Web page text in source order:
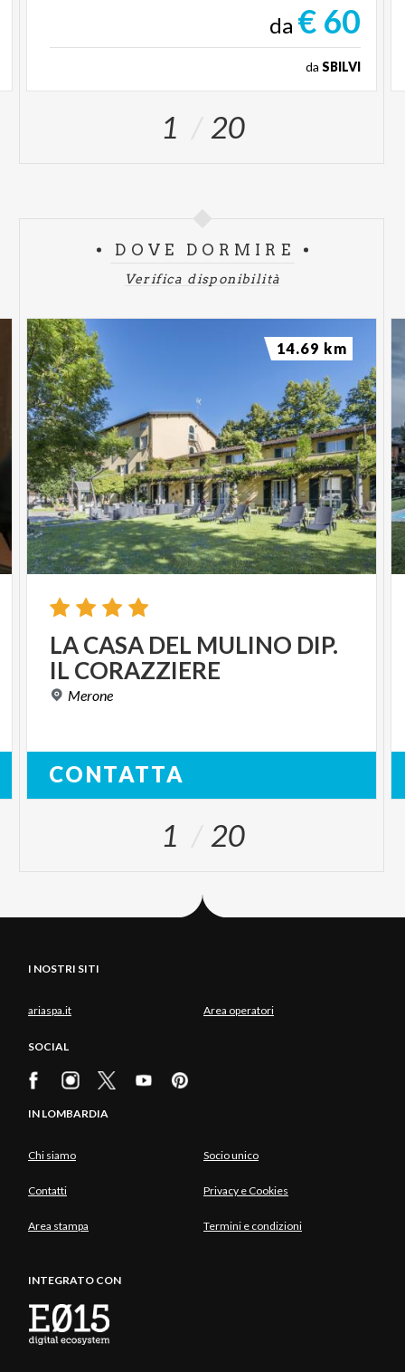
da € 60
da SBILVI
1 20
DOVE DORMIRE
Verifica disponibilità
LACASA DEL MULINO DIP.
IL CORAZZIERE
Merone
CONTATTA
14.69 km
1 20
I NOSTRI SITI
ariaspa.it Area operatori
SOCIAL
IN LOMBARDIA
Chi siamo Socio unico
Contatti Privacy e Cookies
Area stampa Termini e condizioni
INTEGRATO CON